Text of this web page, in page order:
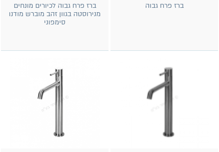
ברז פרח גבוה
ברז פרח גבוה לכיורים מונחים
מנירוסטה בגוון זהב מוברש מודנו
סימפוני